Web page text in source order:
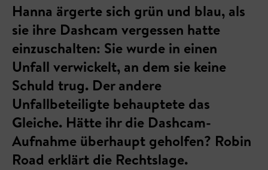
Hanna ärgerte sich grün und blau, als
sie ihre Dashcam vergessen hatte
einzuschalten: Sie wurde in einen
Unfall verwickelt, an dem sie keine
Schuld trug. Der andere
Unfallbeteiligte behauptete das
Gleiche. Hätte ihr die Dashcam-
Aufnahme überhaupt geholfen? Robin
Road erklärt die Rechtslage.